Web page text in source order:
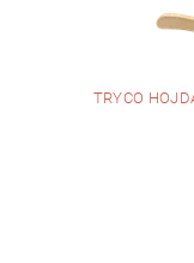
TRYCO